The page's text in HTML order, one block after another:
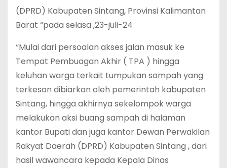
(DPRD) Kabupaten Sintang, Provinsi Kalimantan
Barat “pada selasa ,23-juli-24
“Mulai dari persoalan akses jalan masuk ke
Tempat Pembuagan Akhir ( TPA ) hingga
keluhan warga terkait tumpukan sampah yang
terkesan dibiarkan oleh pemerintah kabupaten
Sintang, hingga akhirnya sekelompok warga
melakukan aksi buang sampah di halaman
kantor Bupati dan juga kantor Dewan Perwakilan
Rakyat Daerah (DPRD) Kabupaten Sintang , dari
hasil wawancara kepada Kepala Dinas